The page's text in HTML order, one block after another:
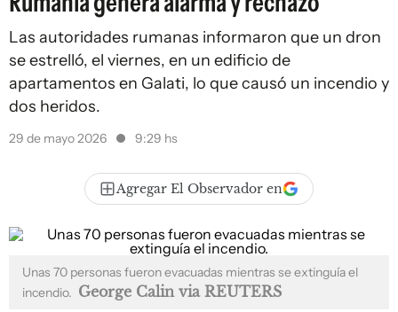
Las autoridades rumanas informaron que un dron
se estrelló, el viernes, en un edificio de
apartamentos en Galati, lo que causó un incendio y
dos heridos.
29 de mayo 2026 9:29 hs
Agregar El Observador en
Unas 70 personas fueron evacuadas mientras se extinguía el
incendio. George Calin via REUTERS